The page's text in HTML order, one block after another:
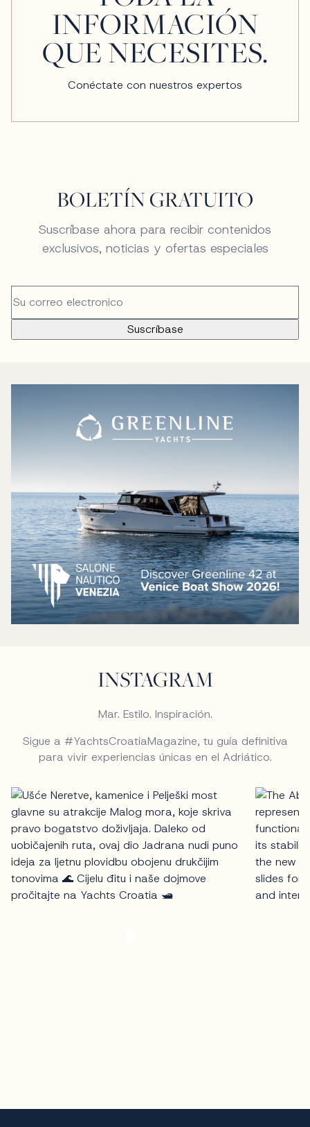
INFORMACIÓN
QUE NECESITES.
Conéctate con nuestros expertos
BOLETÍN GRATUITO
Suscríbase ahora para recibir contenidos
exclusivos, noticias y ofertas especiales
INSTAGRAM
Mar. Estilo. Inspiración.
Sigue a #YachtsCroatiaMagazine, tu guía definitiva
para vivir experiencias únicas en el Adriático.